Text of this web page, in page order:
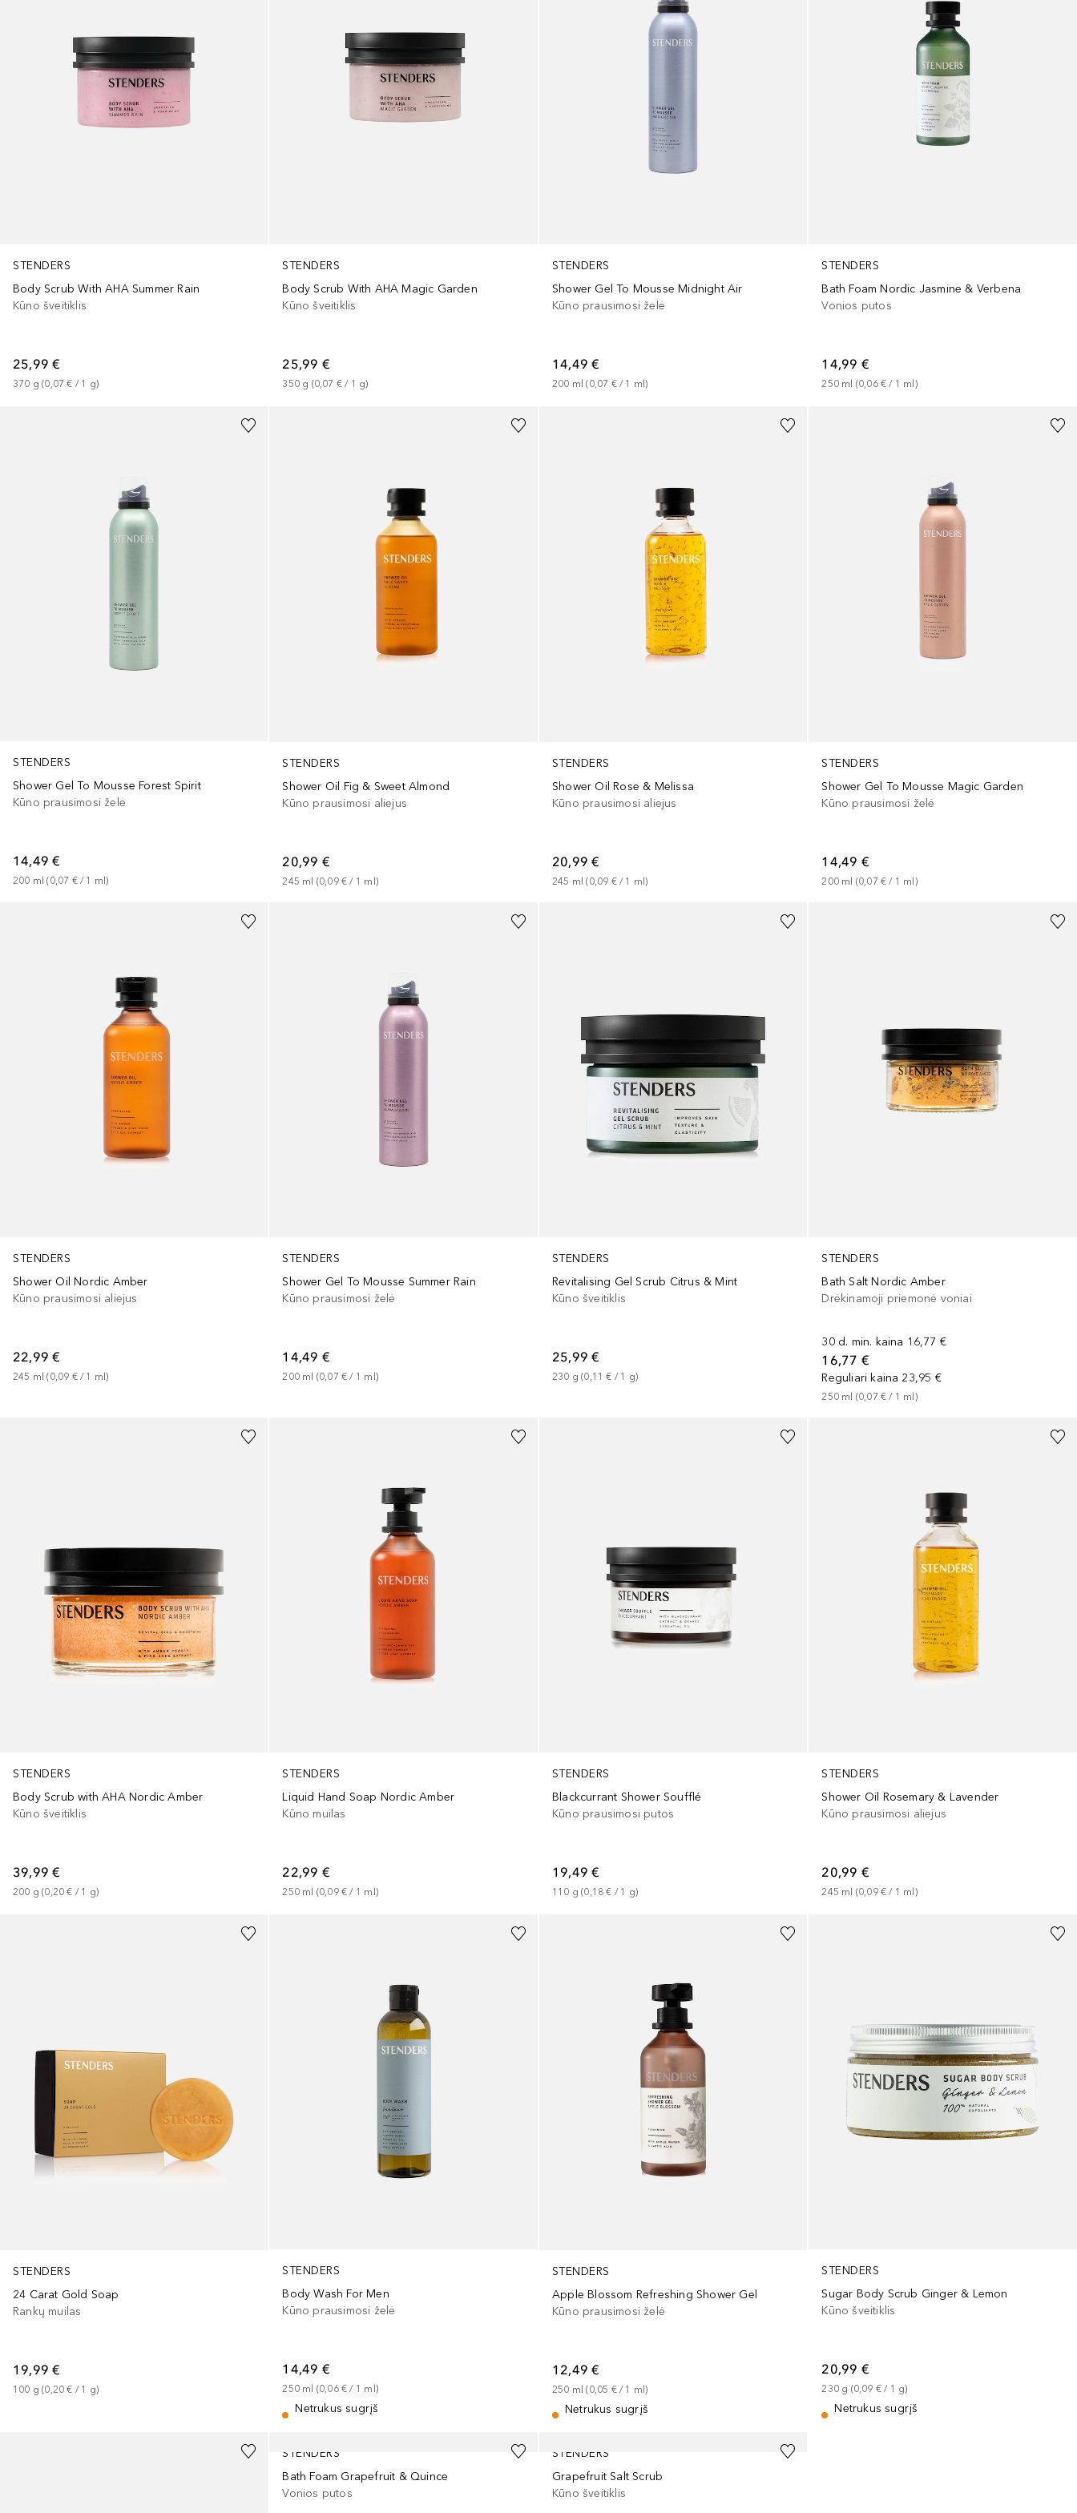
STENDERS
Body Scrub With AHA Summer Rain
Kūno šveitiklis
25,99 €
370 g (0,07 € / 1 g)
STENDERS
Body Scrub With AHA Magic Garden
Kūno šveitiklis
25,99 €
350 g (0,07 € / 1 g)
STENDERS
Shower Gel To Mousse Midnight Air
Kūno prausimosi želė
14,49 €
200 ml (0,07 € / 1 ml)
STENDERS
Bath Foam Nordic Jasmine & Verbena
Vonios putos
14,99 €
250 ml (0,06 € / 1 ml )
STENDERS
Shower Gel To Mousse Forest Spirit
Kūno prausimosi želė
14,49 €
200 ml (0,07 € / 1 ml)
STENDERS
Shower Oil Fig & Sweet Almond
Kūno prausimosi aliejus
20,99 €
245 ml (0,09 € / 1 ml)
STENDERS
Shower Oil Rose & Melissa
Kūno prausimosi aliejus
20,99 €
245 ml (0,09 € / 1 ml)
STENDERS
Shower Gel To Mousse Magic Garden
Kūno prausimosi želė
14,49 €
200 ml (0,07 € / 1 ml)
STENDERS
Shower Oil Nordic Amber
Kūno prausimosi aliejus
22,99 €
245 ml (0,09 € / 1 ml)
STENDERS
Shower Gel To Mousse Summer Rain
Kūno prausimosi želė
14,49 €
200 ml (0,07 € / 1 ml)
STENDERS
Revitalising Gel Scrub Citrus & Mint
Kūno šveitiklis
25,99 €
230 g (0,11 € / 1 g)
STENDERS
Bath Salt Nordic Amber
Drėkinamoji priemonė voniai
30 d. min. kaina 16,77 €
16,77 €
Reguliari kaina 23,95 €
250 ml (0,07 € / 1 ml )
STENDERS
Body Scrub with AHA Nordic Amber
Kūno šveitiklis
39,99 €
200 g (0,20 € / 1 g)
STENDERS
Liquid Hand Soap Nordic Amber
Kūno muilas
22,99 €
250 ml (0,09 € / 1 ml )
STENDERS
Blackcurrant Shower Soufflé
Kūno prausimosi putos
19,49 €
110 g (0,18 € / 1 g)
STENDERS
Shower Oil Rosemary & Lavender
Kūno prausimosi aliejus
20,99 €
245 ml (0,09 € / 1 ml )
STENDERS
24 Carat Gold Soap
Rankų muilas
19,99 €
100 g (0,20 € / 1 g)
STENDERS
Body Wash For Men
Kūno prausimosi želė
14,49 €
250 ml (0,06 € / 1 ml )
Netrukus sugrįš
STENDERS
Apple Blossom Refreshing Shower Gel
Kūno prausimosi želė
12,49 €
250 ml (0,05 € / 1 ml)
Netrukus sugrįš
STENDERS
Sugar Body Scrub Ginger & Lemon
Kūno šveitiklis
20,99 €
230 g (0,09 € / 1 g)
Netrukus sugrįš
STENDERS
Bath Foam Grapefruit & Quince
Vonios putos
STENDERS
Grapefruit Salt Scrub
Kūno šveitiklis